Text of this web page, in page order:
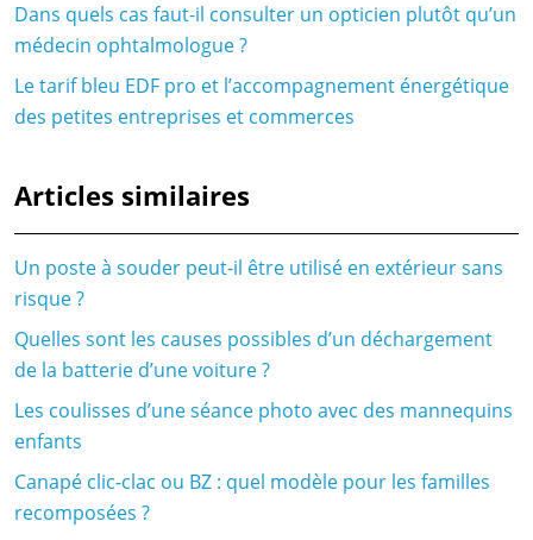
Dans quels cas faut-il consulter un opticien plutôt qu’un
médecin ophtalmologue ?
Le tarif bleu EDF pro et l’accompagnement énergétique
des petites entreprises et commerces
Articles similaires
Un poste à souder peut-il être utilisé en extérieur sans
risque ?
Quelles sont les causes possibles d’un déchargement
de la batterie d’une voiture ?
Les coulisses d’une séance photo avec des mannequins
enfants
Canapé clic-clac ou BZ : quel modèle pour les familles
recomposées ?